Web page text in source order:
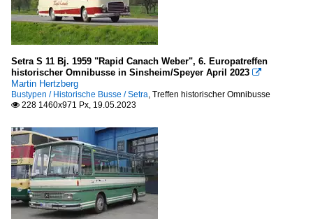
Setra S 11 Bj. 1959 "Rapid Canach Weber", 6. Europatreffen
historischer Omnibusse in Sinsheim/Speyer April 2023 
Martin Hertzberg
Bustypen / Historische Busse / Setra Treffen historischer Omnibusse
 228 1460x971 Px, 19.05.2023